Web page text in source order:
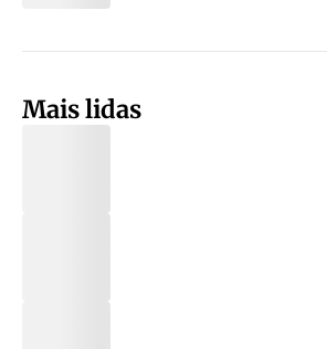
Mais lidas